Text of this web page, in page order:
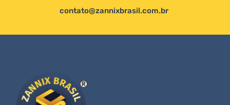
contato@zannixbrasil.com.br